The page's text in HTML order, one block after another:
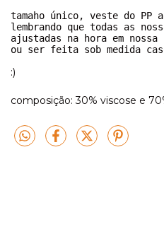
tamaho único, veste do PP
lembrando que todas as
ajustadas na hora em
ou ser feita sob medida
:)
composição: 30% viscose e